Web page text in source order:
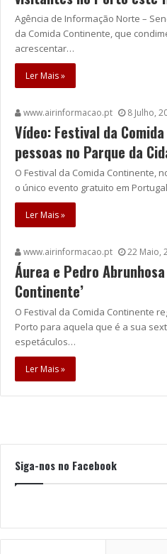
Agência de Informação Norte –
da Comida Continente, que
acrescentar…
Ler Mais »
www.airinformacao.pt 8 Julho,
Vídeo: Festival da
pessoas no Parque da
O Festival da Comida Continente,
o único evento gratuito em
Ler Mais »
www.airinformacao.pt 22 Maio,
Áurea e Pedro
Continente’
O Festival da Comida Continente
Porto para aquela que é a sua
espetáculos…
Ler Mais »
Siga-nos no Facebook